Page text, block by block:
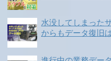
水没してしまった
からもデータ復旧